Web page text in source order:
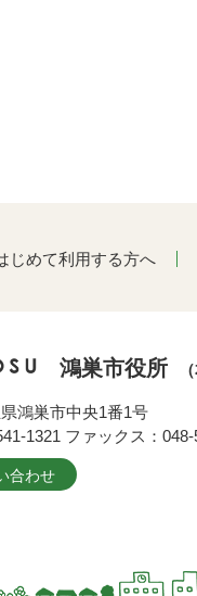
じめて利用する方へ
鴻巣市役所
鴻巣市中央1番1号
1321 ファックス：048-
合わせ